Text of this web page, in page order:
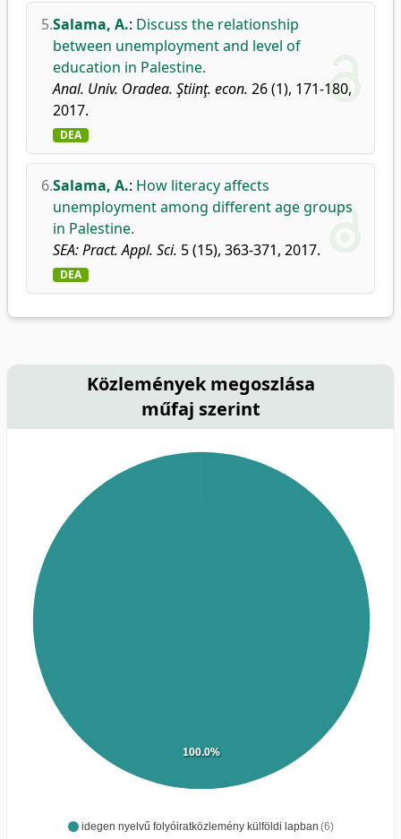
5.Salama, A.: Discuss the relationship
between unemployment and level of
education in Palestine.
Anal. Univ. Oradea. Ştiinţ. econ. 26 (1), 171-180,
2017.
DEA
6.Salama, A.: How literacy affects
unemployment among different age groups
in Palestine.
SEA: Pract. Appl. Sci. 5 (15), 363-371, 2017.
DEA
Közlemények megoszlása
műfaj szerint
idegen nyelvű folyóiratközlemény külföldi lapban (6)
100.0%